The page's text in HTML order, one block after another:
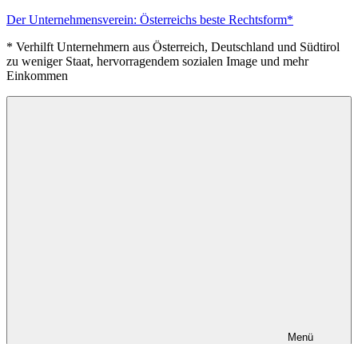
Zum
springen
Der Unternehmensverein: Österreichs beste Rechtsform*
* Verhilft Unternehmern aus Österreich, Deutschland und Südtirol
zu weniger Staat, hervorragendem sozialen Image und mehr
Einkommen
Menü